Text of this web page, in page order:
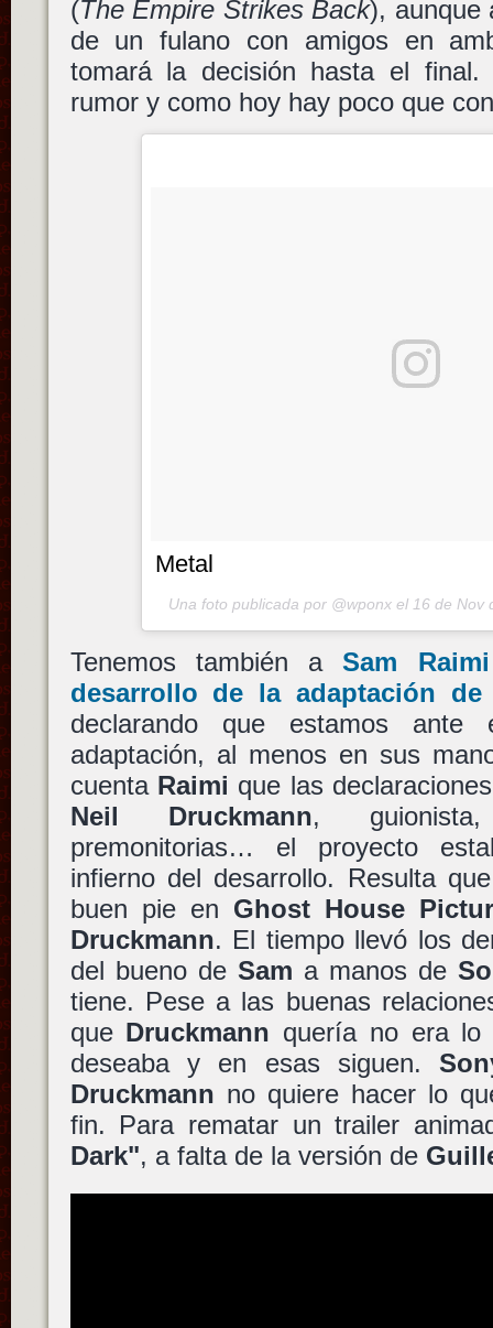
(The Empire Strikes Back), aunque
de un fulano con amigos en
tomará la decisión hasta el
rumor y como hoy hay poco que
Metal
Una foto publicada por @wponx el 16 de Nov
Tenemos también aSam Raimi
desarrollo de la adaptación
declarando que estamos
adaptación, al menos en sus
cuenta Raimi que las
Neil Druckmann,
premonitorias… el proyecto
infierno del desarrollo. Resulta
buen pie en Ghost House
Druckmann. El tiempo llevó los
del bueno de Sam a manos de
tiene. Pese a las buenas
que Druckmann quería no era lo
deseaba y en esas siguen.
Druckmann no quiere hacer lo
fin. Para rematar un trailer
Dark", a falta de la versión de